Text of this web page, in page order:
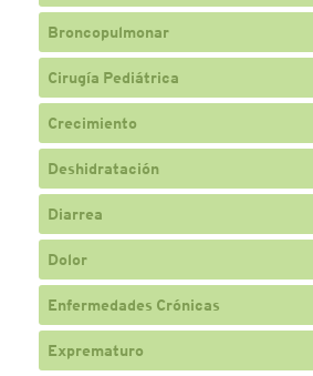
Broncopulmonar
Cirugía Pediátrica
Crecimiento
Deshidratación
Diarrea
Dolor
Enfermedades Crónicas
Exprematuro